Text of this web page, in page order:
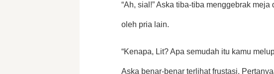
“Ah, sial!” Aska tiba-tiba menggebrak
oleh pria lain.
“Kenapa, Lit? Apa semudah itu kamu
Aska benar-benar terlihat frustasi.